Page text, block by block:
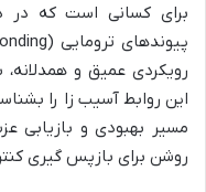
برای کسانی است که در
رویکردی عمیق و
این روابط آسیب زا را
مسیر بهبودی و بازیابی
روشن برای بازپس گیری